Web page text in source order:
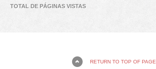
TOTAL DE PÁGINAS VISTAS
RETURN TO TOP OF PAGE